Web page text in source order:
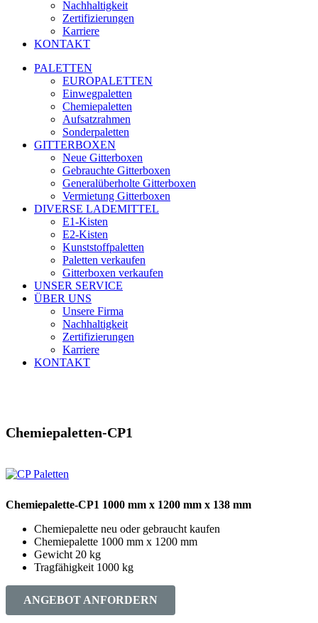
Nachhaltigkeit
Zertifizierungen
Karriere
KONTAKT
PALETTEN
EUROPALETTEN
Einwegpaletten
Chemiepaletten
Aufsatzrahmen
Sonderpaletten
GITTERBOXEN
Neue Gitterboxen
Gebrauchte Gitterboxen
Generalüberholte Gitterboxen
Vermietung Gitterboxen
DIVERSE LADEMITTEL
E1-Kisten
E2-Kisten
Kunststoffpaletten
Paletten verkaufen
Gitterboxen verkaufen
UNSER SERVICE
ÜBER UNS
Unsere Firma
Nachhaltigkeit
Zertifizierungen
Karriere
KONTAKT
Chemiepaletten-CP1
Chemiepalette-CP1 1000 mm x 1200 mm x 138 mm
Chemiepalette neu oder gebraucht kaufen
Chemiepalette 1000 mm x 1200 mm
Gewicht 20 kg
Tragfähigkeit 1000 kg
ANGEBOT ANFORDERN